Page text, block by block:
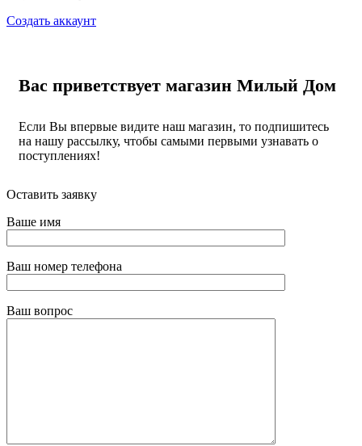
Создать аккаунт
Вас приветствует магазин Милый Дом
Если Вы впервые видите наш магазин, то подпишитесь
на нашу рассылку, чтобы самыми первыми узнавать о
поступлениях!
Оставить заявку
Ваше имя
Ваш номер телефона
Ваш вопрос